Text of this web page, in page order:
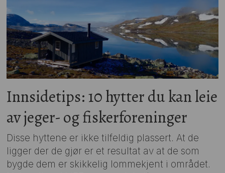
Innsidetips: 10 hytter du kan leie
av jeger- og fiskerforeninger
Disse hyttene er ikke tilfeldig plassert. At de
ligger der de gjør er et resultat av at de som
bygde dem er skikkelig lommekjent i området.